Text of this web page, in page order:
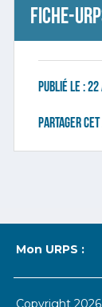
Fiche-
Publié le :
Partager
Mon URPS :
Copyright